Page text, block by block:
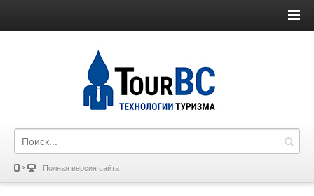
Полная версия сайта